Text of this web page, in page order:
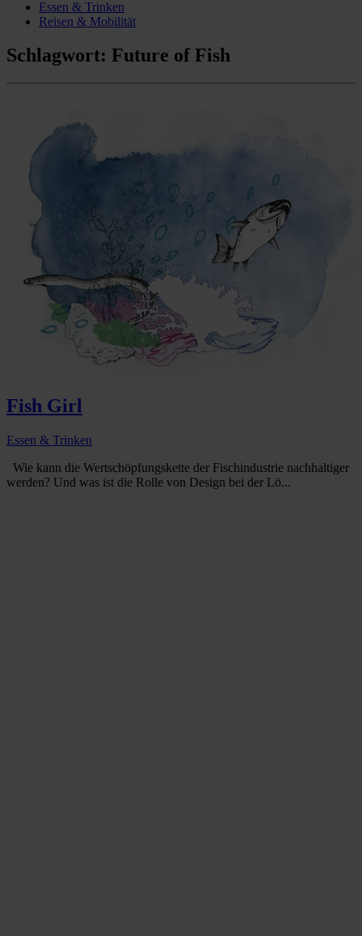
Essen & Trinken
Reisen & Mobilität
Schlagwort: Future of Fish
Fish Girl
Essen & Trinken
Wie kann die Wertschöpfungskette der Fischindustrie nachhaltiger
werden? Und was ist die Rolle von Design bei der Lö...